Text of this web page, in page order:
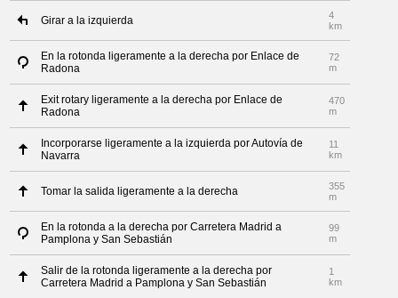
Girar a la izquierda
4
km
En la rotonda ligeramente a la derecha por Enlace de
Radona
72
m
Exit rotary ligeramente a la derecha por Enlace de
Radona
470
m
Incorporarse ligeramente a la izquierda por Autovía de
Navarra
11
km
Tomar la salida ligeramente a la derecha
355
m
En la rotonda a la derecha por Carretera Madrid a
Pamplona y San Sebastián
99
m
Salir de la rotonda ligeramente a la derecha por
Carretera Madrid a Pamplona y San Sebastián
1
km